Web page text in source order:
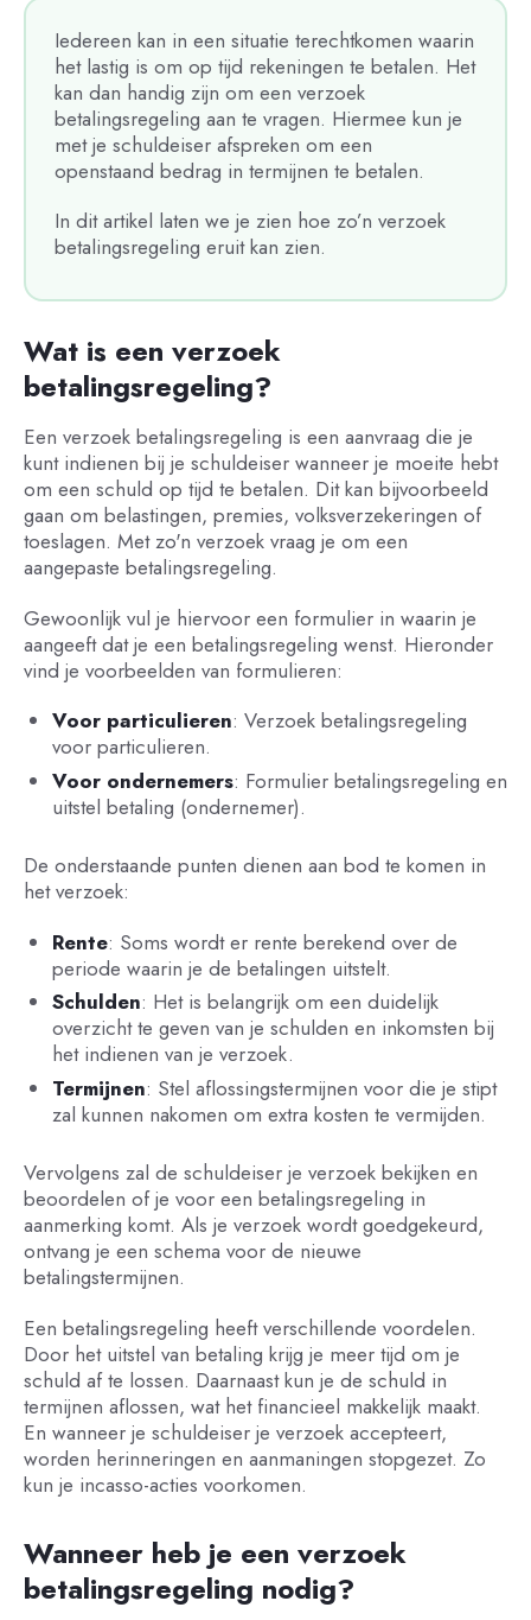
Iedereen kan in een situatie terechtkomen waarin
het lastig is om op tijd rekeningen te betalen. Het
kan dan handig zijn om een verzoek
betalingsregeling aan te vragen. Hiermee kun je
met je schuldeiser afspreken om een
openstaand bedrag in termijnen te betalen.
In dit artikel laten we je zien hoe zo’n verzoek
betalingsregeling eruit kan zien.
Wat is een verzoek
betalingsregeling?
Een verzoek betalingsregeling is een aanvraag die je
kunt indienen bij je schuldeiser wanneer je moeite hebt
om een schuld op tijd te betalen. Dit kan bijvoorbeeld
gaan om belastingen, premies, volksverzekeringen of
toeslagen. Met zo'n verzoek vraag je om een
aangepaste betalingsregeling.
Gewoonlijk vul je hiervoor een formulier in waarin je
aangeeft dat je een betalingsregeling wenst. Hieronder
vind je voorbeelden van formulieren:
Voor particulieren: Verzoek betalingsregeling
voor particulieren.
Voor ondernemers: Formulier betalingsregeling en
uitstel betaling (ondernemer).
De onderstaande punten dienen aan bod te komen in
het verzoek:
Rente: Soms wordt er rente berekend over de
periode waarin je de betalingen uitstelt.
Schulden: Het is belangrijk om een duidelijk
overzicht te geven van je schulden en inkomsten bij
het indienen van je verzoek.
Termijnen: Stel aflossingstermijnen voor die je stipt
zal kunnen nakomen om extra kosten te vermijden.
Vervolgens zal de schuldeiser je verzoek bekijken en
beoordelen of je voor een betalingsregeling in
aanmerking komt. Als je verzoek wordt goedgekeurd,
ontvang je een schema voor de nieuwe
betalingstermijnen.
Een betalingsregeling heeft verschillende voordelen.
Door het uitstel van betaling krijg je meer tijd om je
schuld af te lossen. Daarnaast kun je de schuld in
termijnen aflossen, wat het financieel makkelijk maakt.
En wanneer je schuldeiser je verzoek accepteert,
worden herinneringen en aanmaningen stopgezet. Zo
kun je incasso-acties voorkomen.
Wanneer heb je een verzoek
betalingsregeling nodig?